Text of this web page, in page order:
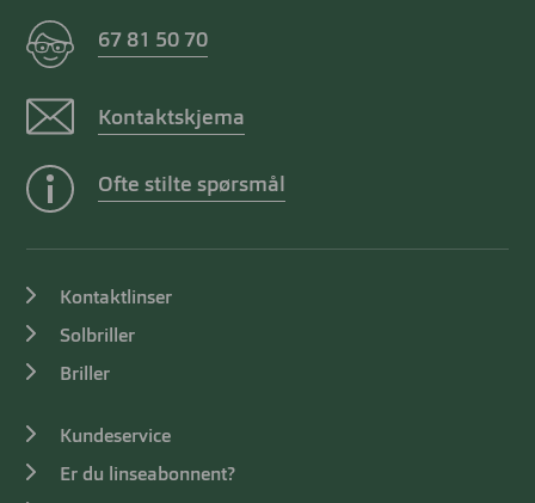
67 81 50 70
Kontaktskjema
Ofte stilte spørsmål
Kontaktlinser
Solbriller
Briller
Kundeservice
Er du linseabonnent?